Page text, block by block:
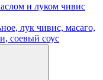
и луком чивис
лук чивис, масаго,
соевый соус